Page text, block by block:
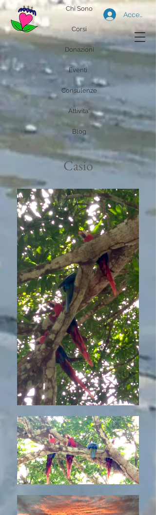
Chi Sono
Corsi
Donazioni
Consulenze
Attivita'
Blog
Accedi
Eventi
Casio